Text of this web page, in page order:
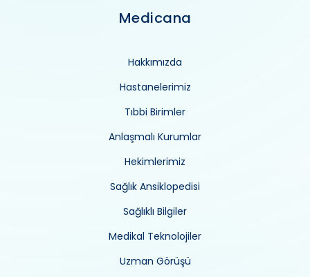
Medicana
Hakkımızda
Hastanelerimiz
Tıbbi Birimler
Anlaşmalı Kurumlar
Hekimlerimiz
Sağlık Ansiklopedisi
Sağlıklı Bilgiler
Medikal Teknolojiler
Uzman Görüşü